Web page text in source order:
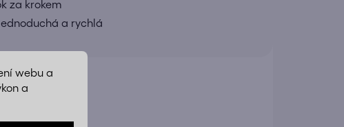
webu a
a
za krokem
a rychlá